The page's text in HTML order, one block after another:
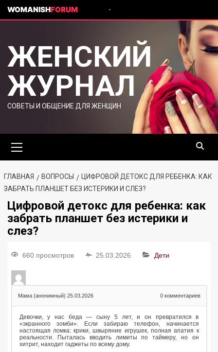
WOMANISHFORUM
ЖЕНСКИЙ
ЖУРНАЛ
СОВЕТЫ И ОБЩЕНИЕ ДЛЯ ЖЕНЩИН
ГЛАВНАЯ ВОПРОСЫ
ЦИФРОВОЙ ДЕТОКС ДЛЯ РЕБЕНКА: КАК
ЗАБРАТЬ ПЛАНШЕТ БЕЗ ИСТЕРИКИ И СЛЕЗ?
Цифровой детокс для ребенка: как
забрать планшет без истерики и
слез?
660 просмотров 25.03.2026 Дети
Мама (анонимный) 25.03.2026 0комментариев
Девочки, у нас беда — сыну 5 лет, и он превратился в
«экранного зомби». Если забираю телефон, начинается
настоящая ломка: крики, швыряние игрушек, полная апатия к
реальности. Пыталась вводить лимиты по таймеру, но он
хитрит, находит гаджеты по всему дому.